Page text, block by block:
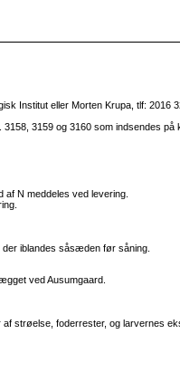
Institut eller Morten Krupa, tlf: 2016
3159 og 3160 som indsendes
N meddeles ved levering.
iblandes såsæden før såning.
ved Ausumgaard.
strøelse, foderrester, og larvernes